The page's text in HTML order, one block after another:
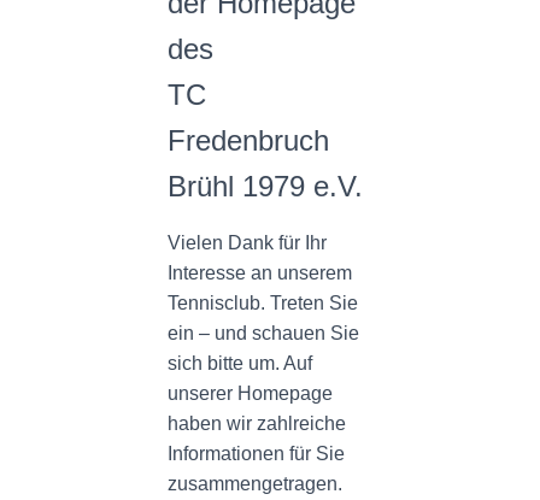
des
TC
Fredenbruch
Brühl 1979 e.V.
Vielen Dank für Ihr
Interesse an unserem
Tennisclub. Treten Sie
ein – und schauen Sie
sich bitte um. Auf
unserer Homepage
haben wir zahlreiche
Informationen für Sie
zusammengetragen.